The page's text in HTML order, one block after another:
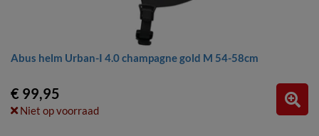
Abus helm Urban-I 4.0 champagne gold M 54-58cm
€ 99,95
Niet op voorraad